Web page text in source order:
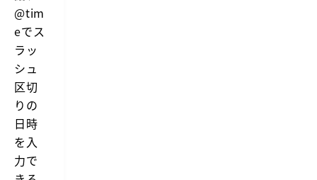
@tim
eでス
ラッ
シュ
区切
りの
日時
を入
力で